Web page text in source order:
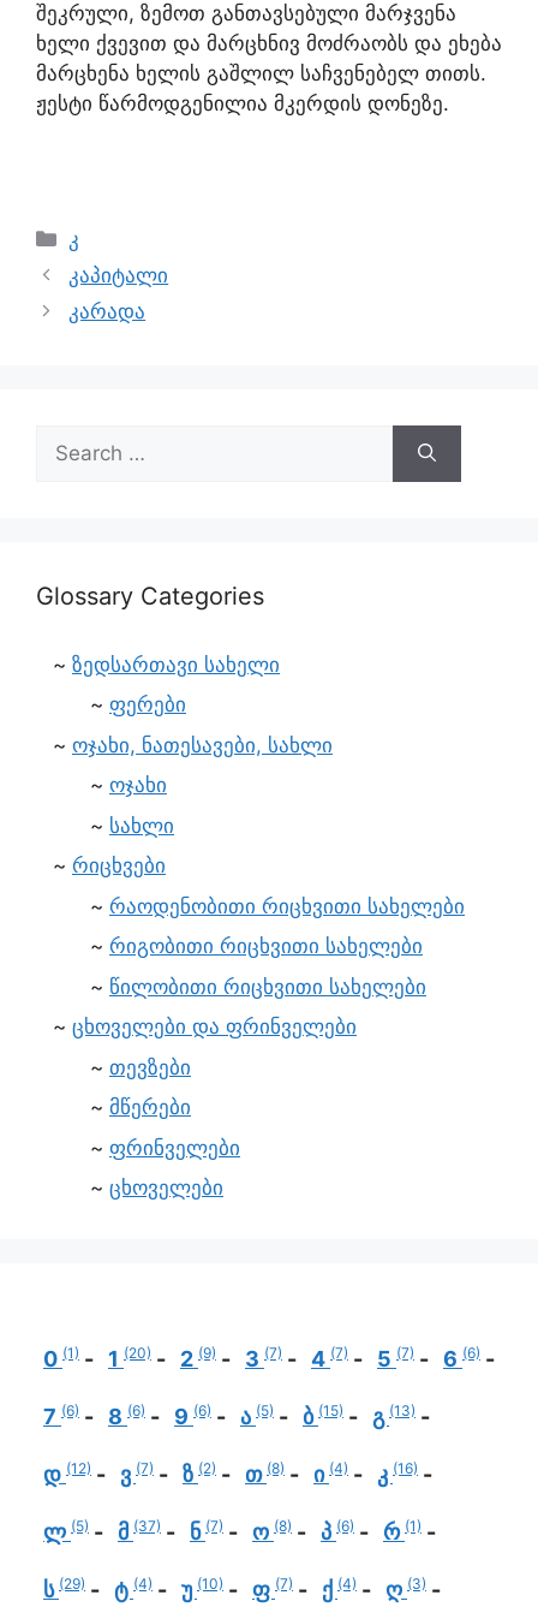
შეკრული, ზემოთ განთავსებული მარჯვენა
ხელი ქვევით და მარცხნივ მოძრაობს და ეხება
მარცხენა ხელის გაშლილ საჩვენებელ თითს.
ჟესტი წარმოდგენილია მკერდის დონეზე.
კ
კაპიტალი
კარადა
Glossary Categories
ზედსართავი სახელი
ფერები
ოჯახი, ნათესავები, სახლი
ოჯახი
სახლი
რიცხვები
რაოდენობითი რიცხვითი სახელები
რიგობითი რიცხვითი სახელები
წილობითი რიცხვითი სახელები
ცხოველები და ფრინველები
თევზები
მწერები
ფრინველები
ცხოველები
0 (1) 1 (20) 2 (9) 3 (7) 4 (7) 5 (7) 6 (6)
7 (6) 8 (6) 9 (6) ა (5) ბ (15) გ (13)
დ (12) ვ (7) ზ (2) თ (8) ი (4) კ (16)
ლ (5) მ (37) ნ (7) ო (8) პ (6) რ (1)
ს (29) ტ (4) უ (10) ფ (7) ქ (4) ღ (3)